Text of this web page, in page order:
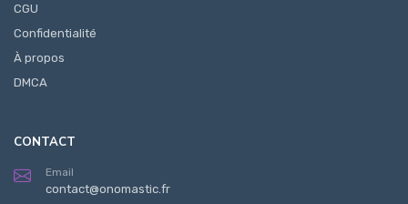
CGU
Confidentialité
À propos
DMCA
CONTACT
Email
contact@onomastic.fr